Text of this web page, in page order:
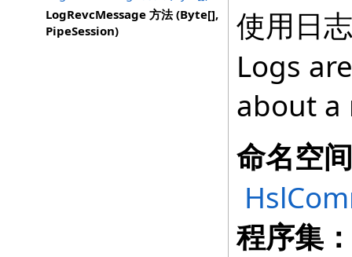
LogRevcMessage 方法 (Byte[],
PipeSession)
使用日
Logs
about a
命名空
程序集：